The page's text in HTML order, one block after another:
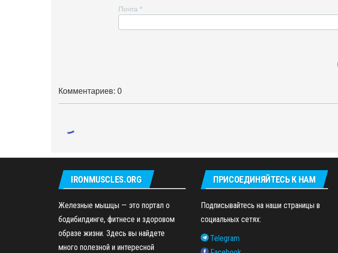
Почта *
Комментариев: 0
IRONMUSCLES.ORG
Железные мышцы — это портал о
бодибилдинге, фитнесе и здоровом
образе жизни. Здесь вы найдете
много полезной и интересной
ПРИСОЕДИНЯЙТЕСЬ К НАМ
Подписывайтесь на наши страницы в
социальных сетях:
Telegram